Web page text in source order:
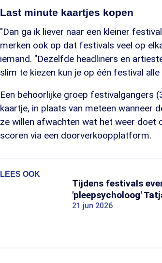
Last minute kaartjes kopen
"Dan ga ik liever naar een kleiner
merken ook op dat festivals veel op
iemand. "Dezelfde headliners en
slim te kiezen kun je op één festival
Een behoorlijke groep festivalgangers
kaartje, in plaats van meteen wanneer
ze willen afwachten wat het weer
scoren via een doorverkoopplatform.
LEES OOK
Tijdens festivals
'pleepsycholoog'
21 jun 2026